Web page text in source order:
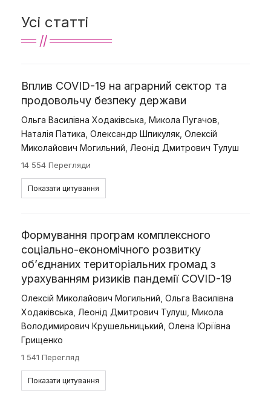
Усі статті
Вплив COVID-19 на аграрний сектор та
продовольчу безпеку держави
Ольга Василівна Ходаківська Микола Пугачов
Наталія Патика Олександр Шпикуляк Олексій
Миколайович Могильний Леонід Дмитрович Тулуш
14 554 Перегляди
Показати цитування
Формування програм комплексного
соціально-економічного розвитку
об’єднаних територіальних громад з
урахуванням ризиків пандемії COVID-19
Олексій Миколайович Могильний Ольга Василівна
Ходаківська Леонід Дмитрович Тулуш Микола
Володимирович Крушельницький Олена Юріївна
Грищенко
1 541 Перегляд
Показати цитування